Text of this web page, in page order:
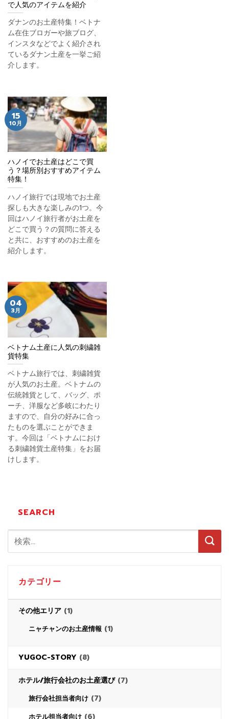
SEARCH
カテゴリー
その他エリア (1)
ニャチャンのお土産情報 (1)
YUGOC-STORY (8)
ホテル/旅行会社のお土産選び(7)
旅行会社担当者向け (7)
ホテル担当者向け (6)
で人気のアイテムを紹介
ダナンのお土産特集！ベトナ
ム在住ブロガーや旅ブログ、
インスタなどでよく紹介され
ているダナン土産を一挙ご紹
介します。
ハノイでお土産はどこで買
う？場所別おすすめアイテム
特集！
ハノイ旅行では現地でお土産
探しも大きな楽しみの1つ。今
回はハノイ旅行者がお土産を
どこで買う？の質問に答える
と共に、おすすめのお土産を
紹介します。
15
10月
ベトナム土産に人気の刺繍雑
貨特集
ベトナム旅行では、刺繍雑貨
が人気のお土産。ベトナムの
伝統雑貨として、バッグ、ポ
ーチ、洋服など多岐にわたり
ますので、自分の好みに合っ
たものを選ぶことができま
す。今回は「ベトナムにおけ
る刺繍雑貨土産特集」をお届
けします。
04
3月